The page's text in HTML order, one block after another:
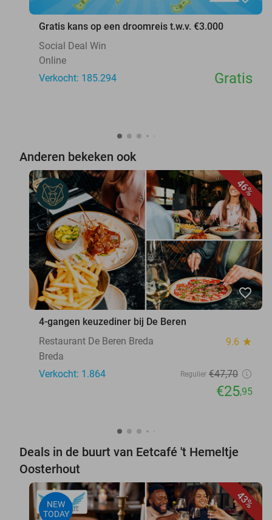
Gratis kans op een droomreis t.w.v. €3.000
Social Deal Win
Online
Verkocht: 185.294
Gratis
Anderen bekeken ook
46%
favorite_border
4-gangen keuzediner bij De Beren
Restaurant De Beren Breda
9.6 star
Breda
Verkocht: 1.864
Regulier €47,70
€25,95
Deals in de buurt van Eetcafé 't Hemeltje
Oosterhout
43%
NEW
TODAY